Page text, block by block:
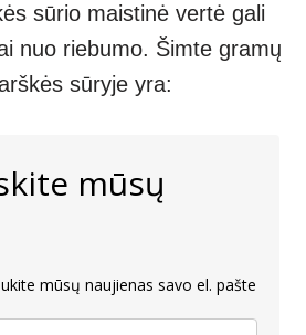
sūrio maistinė vertė gali
nuo riebumo. Šimte gramų
sūryje yra:
mūsų
mūsų naujienas savo el. pašte